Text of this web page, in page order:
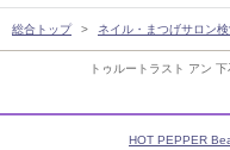
トゥルートラスト アン
総合トップ ネイル・まつげサロン
HOT PEPPER